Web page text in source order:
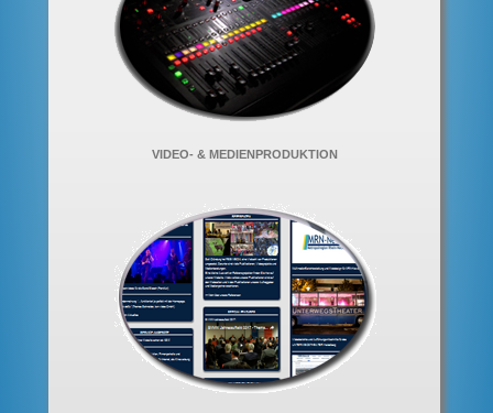
VIDEO- & MEDIENPRODUKTION